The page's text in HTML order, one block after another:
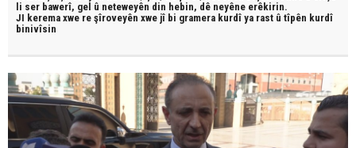
li ser bawerî, gel û neteweyên din hebin, dê neyêne erêkirin.
JI kerema xwe re şîroveyên xwe jî bi gramera kurdî ya rast û tîpên kurdî
binivîsin